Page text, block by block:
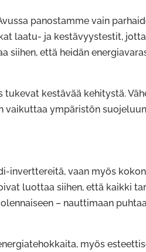
panostamme vain
laatu- ja kestävyystestit,
siihen, että heidän
kestävää kehitystä.
vaikuttaa ympäristön
inverttereitä, vaan myös
luottaa siihen, että kaikki
– nauttimaan
myös